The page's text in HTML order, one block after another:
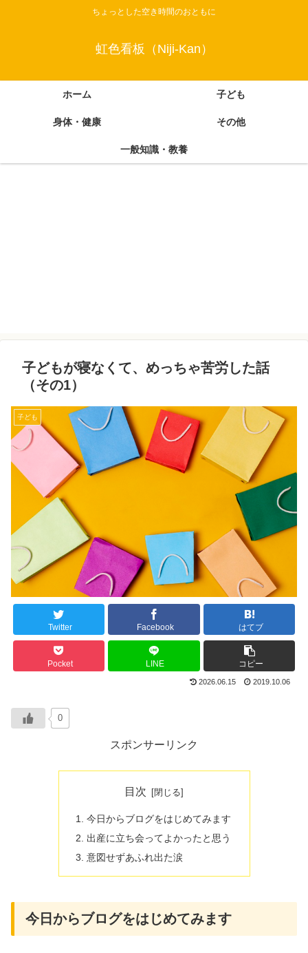
ちょっとした空き時間のおともに
虹色看板（Niji-Kan）
ホーム 子ども
身体・健康 その他
一般知識・教養
子どもが寝なくて、めっちゃ苦労した話
（その1）
子ども
Twitter Facebook はてブ
Pocket LINE コピー
2026.06.15 2019.10.06
0
スポンサーリンク
目次
今日からブログをはじめてみます
出産に立ち会ってよかったと思う
意図せずあふれ出た涙
今日からブログをはじめてみます